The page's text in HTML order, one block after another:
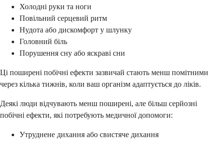
Холодні руки та ноги
Повільний серцевий ритм
Нудота або дискомфорт у шлунку
Головний біль
Порушення сну або яскраві сни
Ці поширені побічні ефекти зазвичай стають менш помітними
через кілька тижнів, коли ваш організм адаптується до ліків.
Деякі люди відчувають менш поширені, але більш серйозні
побічні ефекти, які потребують медичної допомоги:
Утруднене дихання або свистяче дихання